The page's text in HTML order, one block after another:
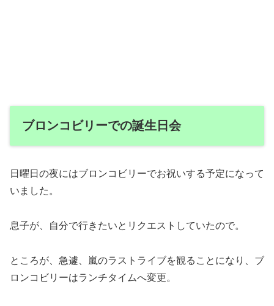
ブロンコビリーでの誕生日会
日曜日の夜にはブロンコビリーでお祝いする予定になって
いました。
息子が、自分で行きたいとリクエストしていたので。
ところが、急遽、嵐のラストライブを観ることになり、ブ
ロンコビリーはランチタイムへ変更。